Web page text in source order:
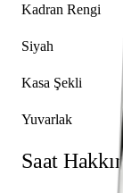
Kadran Rengi
Siyah
Kasa Şekli
Yuvarlak
Saat